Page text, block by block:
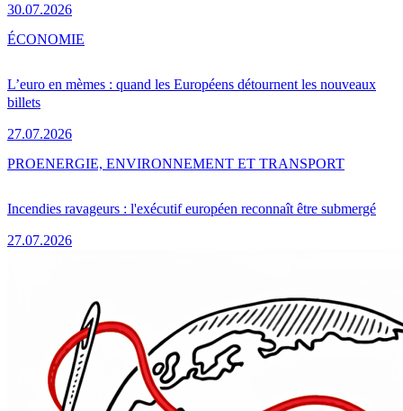
30.07.2026
L’euro en mèmes : quand les Européens détournent les nouveaux
billets
27.07.2026
ÉCONOMIE
Incendies ravageurs : l'exécutif européen reconnaît être submergé
27.07.2026
PROENERGIE, ENVIRONNEMENT ET TRANSPORT